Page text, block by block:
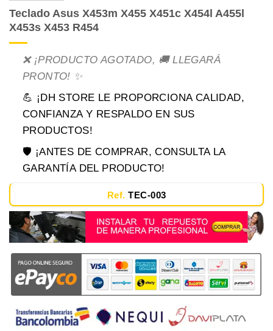
Teclado Asus X453m X455 X451c X454l A455l
X453s X453 R454
❌ ¡PRODUCTO AGOTADO, 🚚 LLEGARÁ
PRONTO! ✨
💪 ¡DH STORE LE PROPORCIONA CALIDAD,
CONFIANZA Y RESPALDO EN SUS
PRODUCTOS!
🛡️ ¡ANTES DE COMPRAR, CONSULTA LA
GARANTÍA DEL PRODUCTO!
Ref. TEC-003